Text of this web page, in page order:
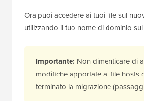
Ora puoi accedere ai tuoi file sul
utilizzando il tuo nome di dominio
Importante: Non dimenticare di
modifiche apportate al file hosts
terminato la migrazione